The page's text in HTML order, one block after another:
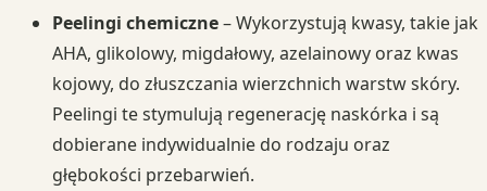
Peelingi chemiczne– Wykorzystują kwasy, takie jak
AHA, glikolowy, migdałowy, azelainowy oraz kwas
kojowy, do złuszczania wierzchnich warstw skóry.
Peelingi te stymulują regenerację naskórka i są
dobierane indywidualnie do rodzaju oraz
głębokości przebarwień.